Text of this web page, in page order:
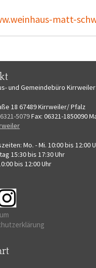
matt-
und Gemeindebüro Kirrweiler
18 67489 Kirrweiler/ Pfalz
5079Fax: 06321-1850090
Mo. - Mi. 10:00 bis 12:00
15:30 bis 17:30 Uhr
bis 12:00 Uhr